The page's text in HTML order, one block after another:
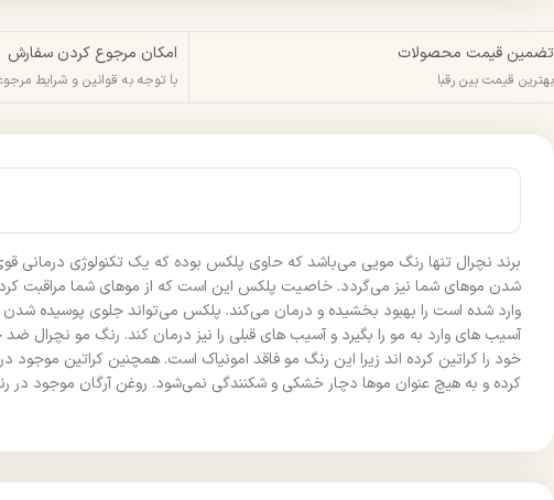
تضمین قیمت محصولات
بهترین قیمت بین رقبا
امکان مرجوع کردن سفارش
با توجه به قوانین و شرایط
برند نچرال تنها رنگ مویی می‌باشد که حاوی پلکس بوده که یک تکنولوژی
شدن موهای شما نیز می‌گردد. خاصیت پلکس این است که از موهای شما مراقبت
آسیب های وارد به مو را بگیرد و آسیب های قبلی را نیز درمان کند. رنگ مو
خود را کراتین کرده اند زیرا این رنگ مو فاقد امونیاک است. همچنین کراتین
کرده و به هیچ عنوان موها دچار خشکی و شکنندگی نمی‌شود. روغن آرگان موجود در